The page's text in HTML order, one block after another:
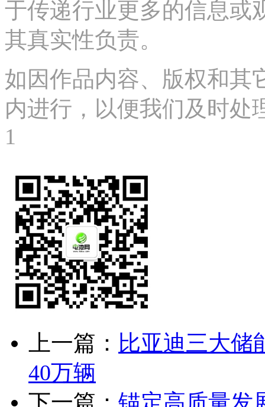
于传递行业更多的信息或
其真实性负责。
如因作品内容、版权和其
内进行，以便我们及时处
1
上一篇： 比亚迪三大储
40万辆